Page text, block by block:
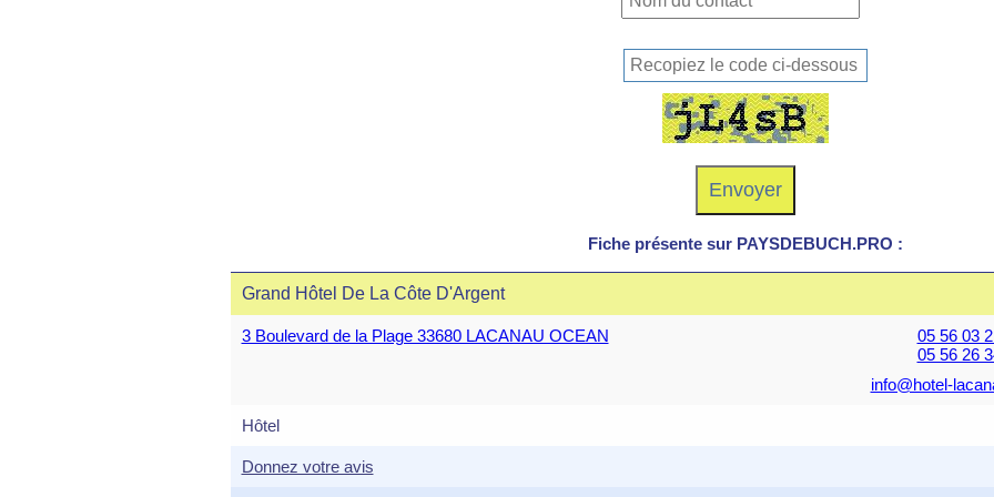
Fiche présente sur PAYSDEBUCH.PRO :
Grand Hôtel De La Côte D'Argent
3 Boulevard de la Plage 33680 LACANAU OCEAN
05 56 03
05 56 26
info@hotel-
Hôtel
Donnez votre avis